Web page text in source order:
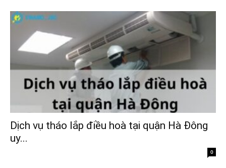
Dịch vụ tháo lắp điều hoà tại quận Hà Đông
uy...
0